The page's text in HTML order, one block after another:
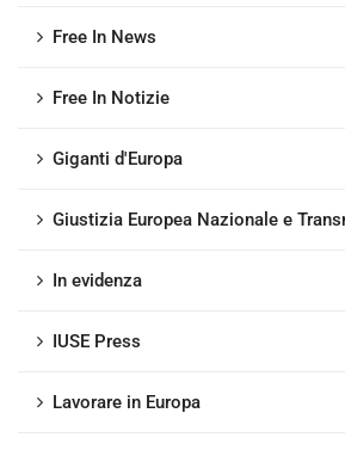
Free In News
Free In Notizie
Giganti d'Europa
Giustizia Europea Nazionale e
In evidenza
IUSE Press
Lavorare in Europa